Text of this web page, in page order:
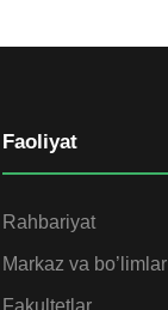
Faoliyat
Rahbariyat
Markaz va bo’limlar
Fakultetlar